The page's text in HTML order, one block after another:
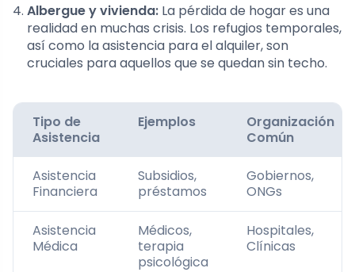
Albergue y vivienda: La pérdida de hogar es una
realidad en muchas crisis. Los refugios temporales,
así como la asistencia para el alquiler, son
cruciales para aquellos que se quedan sin techo.
Tipo de
Asistencia
Ejemplos
Organización
Común
Asistencia
Financiera
Subsidios,
préstamos
Gobiernos,
ONGs
Asistencia
Médica
Médicos,
terapia
psicológica
Hospitales,
Clínicas